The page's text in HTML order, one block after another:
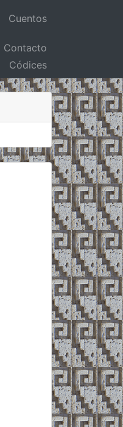
Cuentos
Contacto
Códices